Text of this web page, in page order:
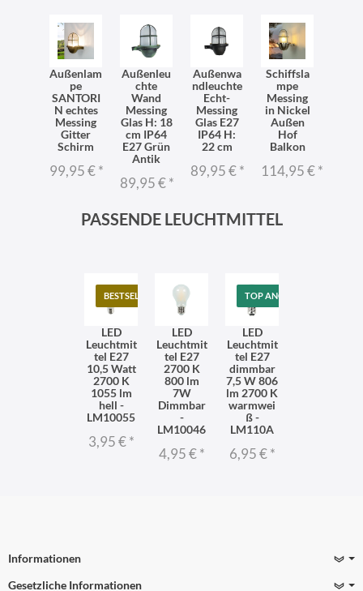
Außenlam
pe
SANTORI
N echtes
Messing
Gitter
Schirm
99,95 €*
Außenleu
chte
Wand
Messing
Glas H: 18
cm IP64
E27 Grün
Antik
89,95 €*
Außenwa
ndleuchte
Echt-
Messing
Glas E27
IP64 H:
22 cm
89,95 €*
Schiffsla
mpe
Messing
in Nickel
Außen
Hof
Balkon
114,95 €*
PASSENDE LEUCHTMITTEL
BESTSELLER
LED
Leuchtmit
tel E27
10,5 Watt
2700 K
1055 lm
hell -
LM10055
3,95 €*
LED
Leuchtmit
tel E27
2700 K
800 lm
7W
Dimmbar
-
LM10046
4,95 €*
TOP ANGEBOT
LED
Leuchtmit
tel E27
dimmbar
7,5 W 806
lm 2700 K
warmwei
ß -
LM110A
6,95 €*
Informationen
Gesetzliche Informationen